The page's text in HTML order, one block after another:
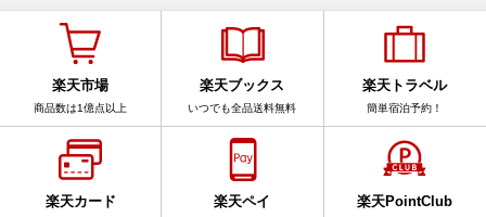
楽天市場
商品数は1億点以上
楽天ブックス
いつでも全品送料無料
楽天トラベル
簡単宿泊予約！
楽天カード 楽天ペイ 楽天PointClub